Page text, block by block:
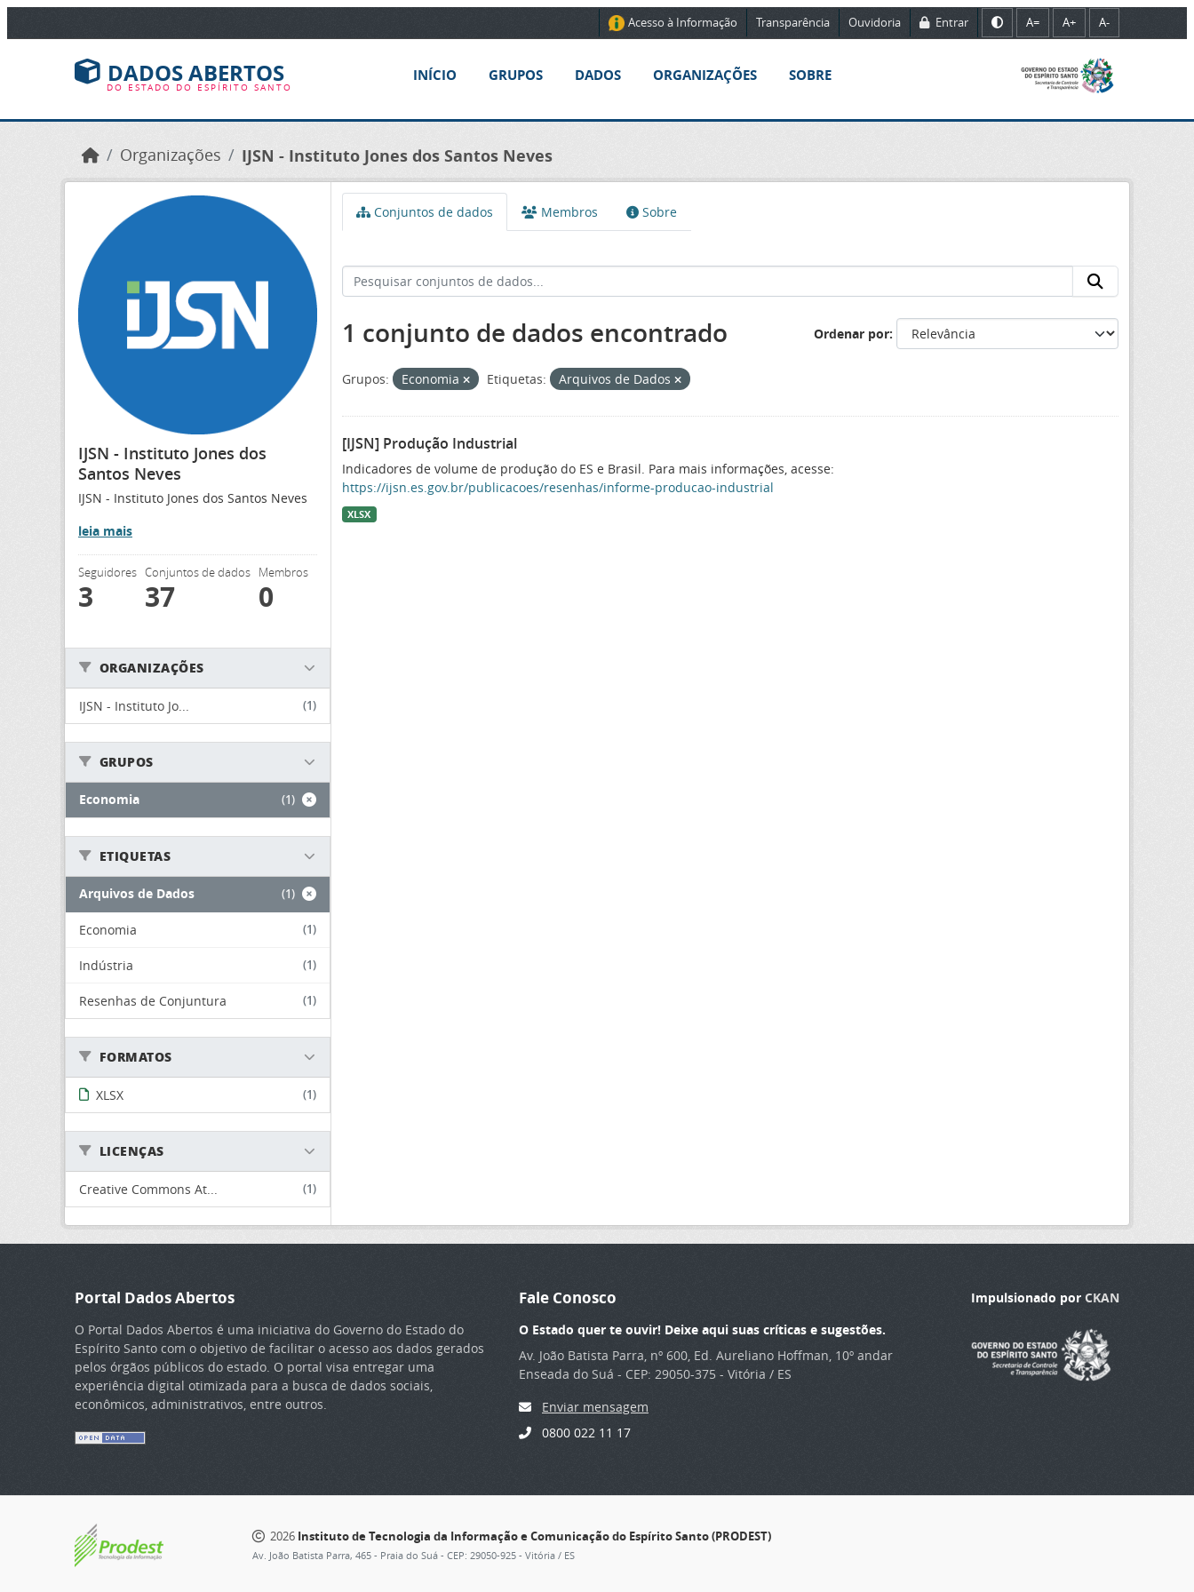
Ir para o conteúdo principal
Acesso à Informação Transparência Ouvidoria Entrar A= A+ A-
DADOS ABERTOS
DO ESTADO DO ESPÍRITO SANTO
INÍCIO GRUPOS DADOS ORGANIZAÇÕES SOBRE
Organizações IJSN - Instituto Jones dos Santos Neves
IJSN - Instituto Jones dos
Santos Neves
IJSN - Instituto Jones dos Santos Neves
leia mais
Seguidores
3
Conjuntos de dados
37
Membros
0
ORGANIZAÇÕES
IJSN - Instituto Jo... (1)
GRUPOS
Economia (1)
ETIQUETAS
Arquivos de Dados (1)
Economia (1)
Indústria (1)
Resenhas de Conjuntura (1)
FORMATOS
XLSX (1)
LICENÇAS
Creative Commons At... (1)
Conjuntos de dados Membros Sobre
Ordenar por
1 conjunto de dados encontrado
Grupos: Economia Etiquetas: Arquivos de Dados
[IJSN] Produção Industrial
Indicadores de volume de produção do ES e Brasil. Para mais informações, acesse:
https://ijsn.es.gov.br/publicacoes/resenhas/informe-producao-industrial
XLSX
Portal Dados Abertos
O Portal Dados Abertos é uma iniciativa do Governo do Estado do
Espírito Santo com o objetivo de facilitar o acesso aos dados gerados
pelos órgãos públicos do estado. O portal visa entregar uma
experiência digital otimizada para a busca de dados sociais,
econômicos, administrativos, entre outros.
Fale Conosco
O Estado quer te ouvir! Deixe aqui suas críticas e sugestões.
Av. João Batista Parra, nº 600, Ed. Aureliano Hoffman, 10º andar
Enseada do Suá - CEP: 29050-375 - Vitória / ES
Enviar mensagem
0800 022 11 17
Impulsionado por CKAN
2026 Instituto de Tecnologia da Informação e Comunicação do Espírito Santo (PRODEST)
Av. João Batista Parra, 465 - Praia do Suá - CEP: 29050-925 - Vitória / ES